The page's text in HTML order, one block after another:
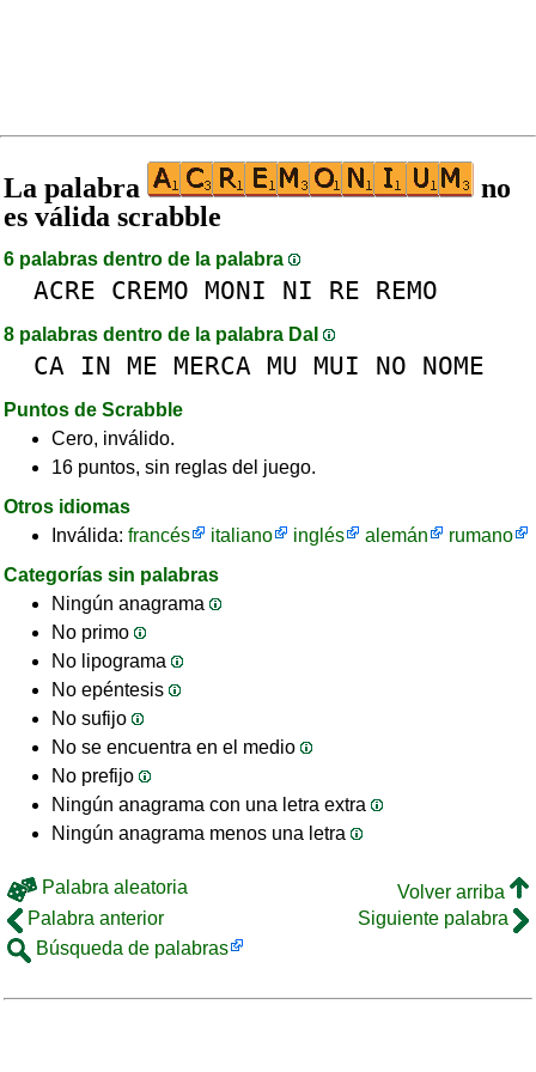
La palabra
no
es válida scrabble
6 palabras dentro de la palabra
ACRE CREMO MONI NI RE REMO
8 palabras dentro de la palabra DaI
CA IN ME MERCA MU MUI NO NOME
Puntos de Scrabble
Cero, inválido.
16 puntos, sin reglas del juego.
Otros idiomas
Inválida: francés italiano inglés alemán
rumano
Categorías sin palabras
Ningún anagrama
No primo
No lipograma
No epéntesis
No sufijo
No se encuentra en el medio
No prefijo
Ningún anagrama con una letra extra
Ningún anagrama menos una letra
Palabra aleatoria
Volver arriba
Palabra anterior
Siguiente palabra
Búsqueda de palabras